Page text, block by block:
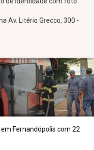
Av. Litério Grecco, 300 -
Fernandópolis com 22